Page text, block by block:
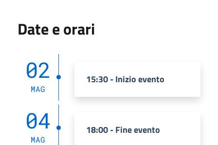
Date e orari
02
MAG
15:30 - Inizio evento
04
MAG
18:00 - Fine evento